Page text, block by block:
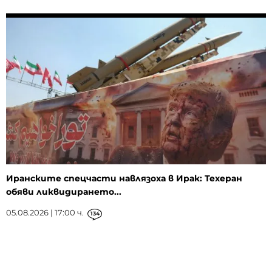
Иранските спецчасти навлязоха в Ирак: Техеран
обяви ликвидирането...
05.08.2026 | 17:00 ч. 134